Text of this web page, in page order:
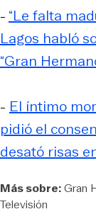
- “Le falta
Lagos habló
“Gran
- El íntimo
pidió el
desató risas
Más sobre:Gran
Televisión